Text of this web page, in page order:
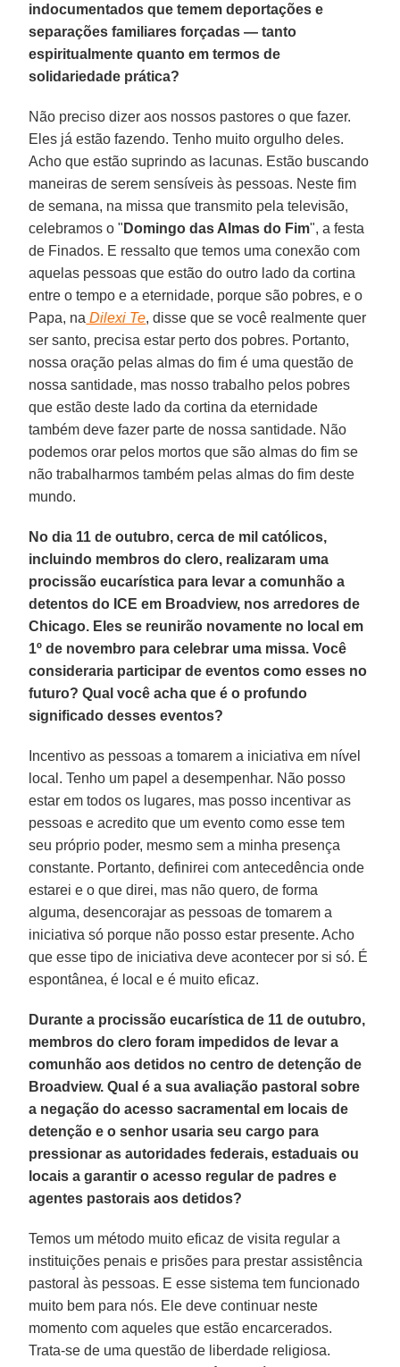
indocumentados que temem deportações e
separações familiares forçadas — tanto
espiritualmente quanto em termos de
solidariedade prática?
Não preciso dizer aos nossos pastores o que fazer.
Eles já estão fazendo. Tenho muito orgulho deles.
Acho que estão suprindo as lacunas. Estão buscando
maneiras de serem sensíveis às pessoas. Neste fim
de semana, na missa que transmito pela televisão,
celebramos o " Domingo das Almas do Fim", a festa
de Finados. E ressalto que temos uma conexão com
aquelas pessoas que estão do outro lado da cortina
entre o tempo e a eternidade, porque são pobres, e o
Papa, na Dilexi Te, disse que se você realmente quer
ser santo, precisa estar perto dos pobres. Portanto,
nossa oração pelas almas do fim é uma questão de
nossa santidade, mas nosso trabalho pelos pobres
que estão deste lado da cortina da eternidade
também deve fazer parte de nossa santidade. Não
podemos orar pelos mortos que são almas do fim se
não trabalharmos também pelas almas do fim deste
mundo.
No dia 11 de outubro, cerca de mil católicos,
incluindo membros do clero, realizaram uma
procissão eucarística para levar a comunhão a
detentos do ICE em Broadview, nos arredores de
Chicago. Eles se reunirão novamente no local em
1º de novembro para celebrar uma missa. Você
consideraria participar de eventos como esses no
futuro? Qual você acha que é o profundo
significado desses eventos?
Incentivo as pessoas a tomarem a iniciativa em nível
local. Tenho um papel a desempenhar. Não posso
estar em todos os lugares, mas posso incentivar as
pessoas e acredito que um evento como esse tem
seu próprio poder, mesmo sem a minha presença
constante. Portanto, definirei com antecedência onde
estarei e o que direi, mas não quero, de forma
alguma, desencorajar as pessoas de tomarem a
iniciativa só porque não posso estar presente. Acho
que esse tipo de iniciativa deve acontecer por si só. É
espontânea, é local e é muito eficaz.
Durante a procissão eucarística de 11 de outubro,
membros do clero foram impedidos de levar a
comunhão aos detidos no centro de detenção de
Broadview. Qual é a sua avaliação pastoral sobre
a negação do acesso sacramental em locais de
detenção e o senhor usaria seu cargo para
pressionar as autoridades federais, estaduais ou
locais a garantir o acesso regular de padres e
agentes pastorais aos detidos?
Temos um método muito eficaz de visita regular a
instituições penais e prisões para prestar assistência
pastoral às pessoas. E esse sistema tem funcionado
muito bem para nós. Ele deve continuar neste
momento com aqueles que estão encarcerados.
Trata-se de uma questão de liberdade religiosa.